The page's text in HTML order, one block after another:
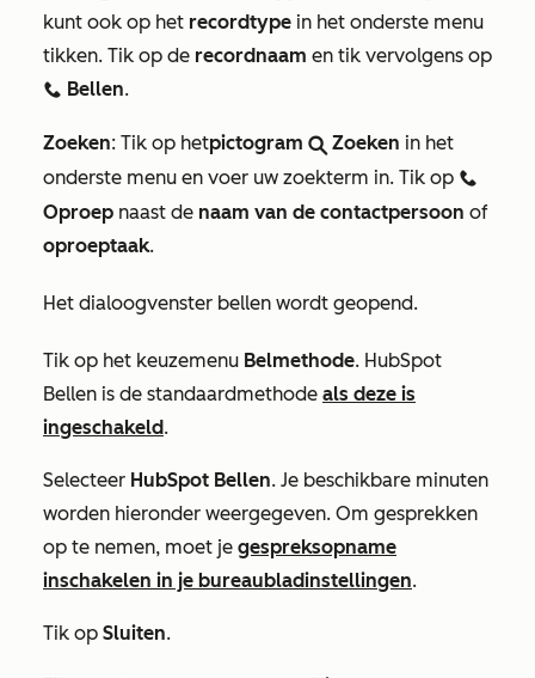
kunt ook op het recordtype in het onderste menu
tikken. Tik op de recordnaam en tik vervolgens op
calling Bellen.
Zoeken: Tik op hetpictogram search Zoeken in het
onderste menu en voer uw zoekterm in. Tik op calling
Oproep naast de naam van de contactpersoon of
oproeptaak.
Het dialoogvenster bellen wordt geopend.
Tik op het keuzemenu Belmethode. HubSpot
Bellen is de standaardmethode als deze is
ingeschakeld.
Selecteer HubSpot Bellen. Je beschikbare minuten
worden hieronder weergegeven. Om gesprekken
op te nemen, moet je gespreksopname
inschakelen in je bureaubladinstellingen.
Tik op Sluiten.